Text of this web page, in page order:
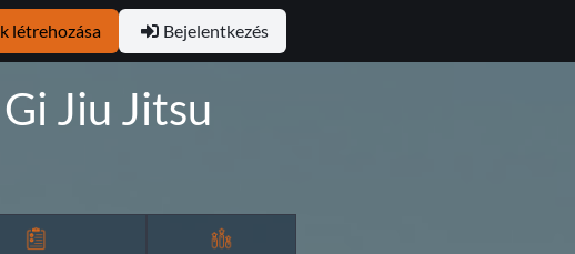
létrehozása Bejelentkezés
Jiu Jitsu